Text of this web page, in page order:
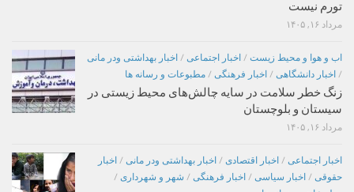
تورم نیست
مرداد ۱۶, ۱۴۰۵
اب و هوا و محیط زیست / اخبار اجتماعی / اخبار بهداشتی ودر مانی
/ اخبار دانشگاهی / اخبار فرهنگی / مطبوعات و رسانه ها
زنگ خطر سلامت در سایه چالش‌های محیط زیستی در
سیستان و بلوچستان
مرداد ۱۶, ۱۴۰۵
اخبار اجتماعی / اخبار اقتصادی / اخبار بهداشتی ودر مانی / اخبار
حقوقی / اخبار سیاسی / اخبار فرهنگی / شهر و شهرداری /